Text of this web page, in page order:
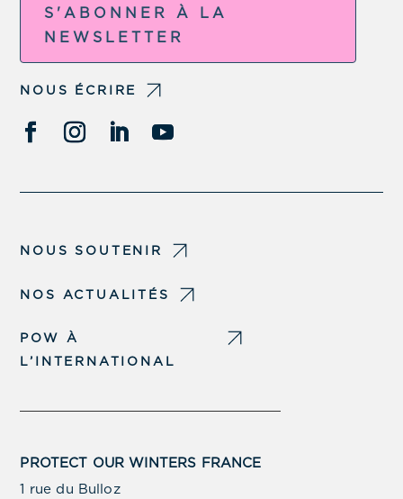
S'ABONNER À LA
NEWSLETTER
NOUS ÉCRIRE
NOUS SOUTENIR
NOS ACTUALITÉS
POW À
L’INTERNATIONAL
PROTECT OUR WINTERS FRANCE
1 rue du Bulloz